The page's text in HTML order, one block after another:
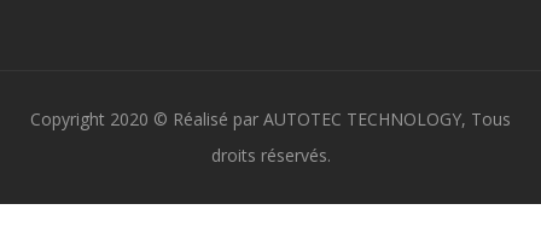
Copyright 2020 © Réalisé par AUTOTEC TECHNOLOGY, Tous
droits réservés.